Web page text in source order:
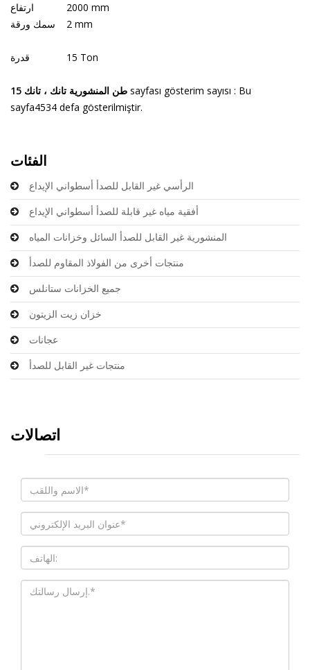
2000 mm
2 mm
قدرة 15 Ton
15 طن المنشورية تانك ، تانك sayfası gösterim sayısı : Bu
sayfa4534 defa gösterilmiştir.
الفئات
الرأسي غير القابل للصدأ أسطواني الإيداع
أفقية مياه غير قابلة للصدأ أسطواني الإيداع
المنشورية غير القابل للصدأ السائل وخزانات المياه
منتجات أخرى من الفولاذ المقاوم للصدأ
جميع الخزانات ستانلس
خزان زيت الزيتون
عجانات
منتجات غير القابل للصدأ
اتصالات